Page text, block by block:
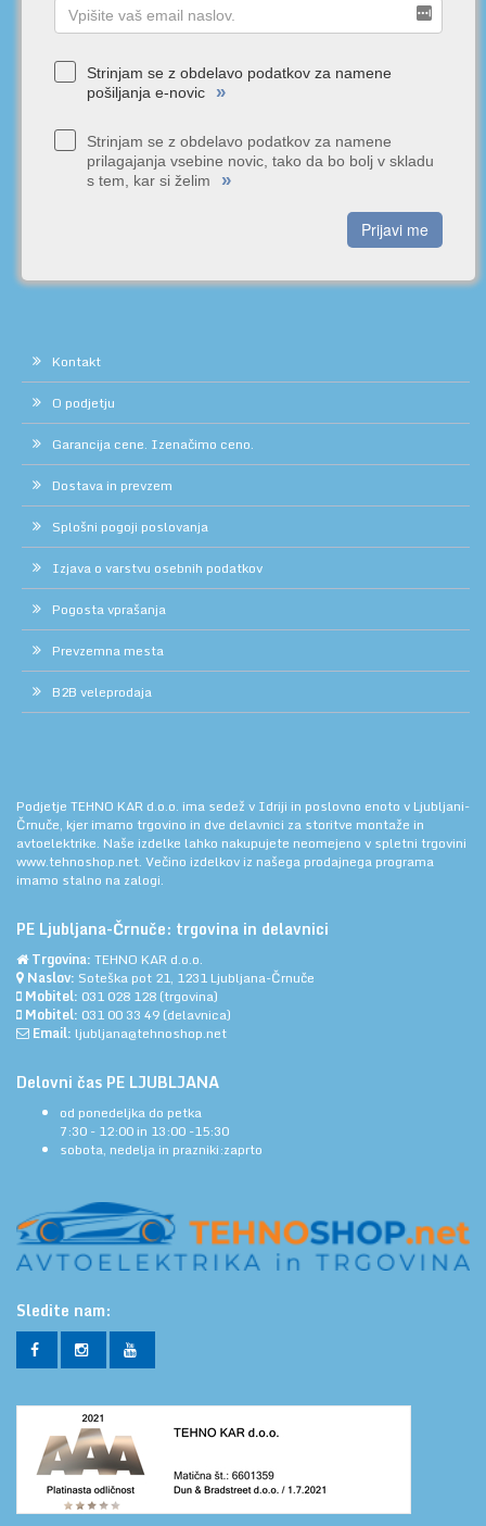
Strinjam se z obdelavo podatkov za namene
pošiljanja e-novic
»
Strinjam se z obdelavo podatkov za namene
prilagajanja vsebine novic, tako da bo bolj v skladu
s tem, kar si želim
»
Prijavi me
Kontakt
O podjetju
Garancija cene. Izenačimo ceno.
Dostava in prevzem
Splošni pogoji poslovanja
Izjava o varstvu osebnih podatkov
Pogosta vprašanja
Prevzemna mesta
B2B veleprodaja
Podjetje TEHNO KAR d.o.o. ima sedež v Idriji in poslovno enoto v Ljubljani-
Črnuče, kjer imamo trgovino in dve delavnici za storitve montaže in
avtoelektrike. Naše izdelke lahko nakupujete neomejeno v spletni trgovini
www.tehnoshop.net. Večino izdelkov iz našega prodajnega programa
imamo stalno na zalogi.
PE Ljubljana-Črnuče: trgovina in delavnici
Trgovina: TEHNO KAR d.o.o.
Naslov: Soteška pot 21, 1231 Ljubljana-Črnuče
Mobitel: 031 028 128 (trgovina)
Mobitel: 031 00 33 49 (delavnica)
Email: ljubljana@tehnoshop.net
Delovni čas PE LJUBLJANA
od ponedeljka do petka
7:30 - 12:00 in 13:00 -15:30
sobota, nedelja in prazniki:zaprto
Sledite nam: